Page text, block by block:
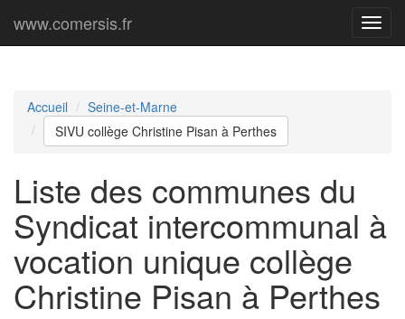
Menu
www.comersis.fr
Accueil
Seine-et-Marne
SIVU collège Christine Pisan à Perthes
Liste des communes du
Syndicat intercommunal à
vocation unique collège
Christine Pisan à Perthes